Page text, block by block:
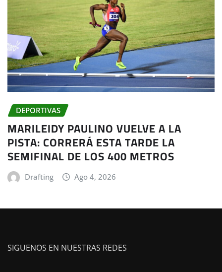
DEPORTIVAS
MARILEIDY PAULINO VUELVE A LA
PISTA: CORRERÁ ESTA TARDE LA
SEMIFINAL DE LOS 400 METROS
Drafting Ago 4, 2026
SIGUENOS EN NUESTRAS REDES